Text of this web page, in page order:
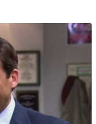
kestabilan
itu, negara-negara
Gaza bernilai
mengelakkan
wilayah tersebut.
menyatakan mereka